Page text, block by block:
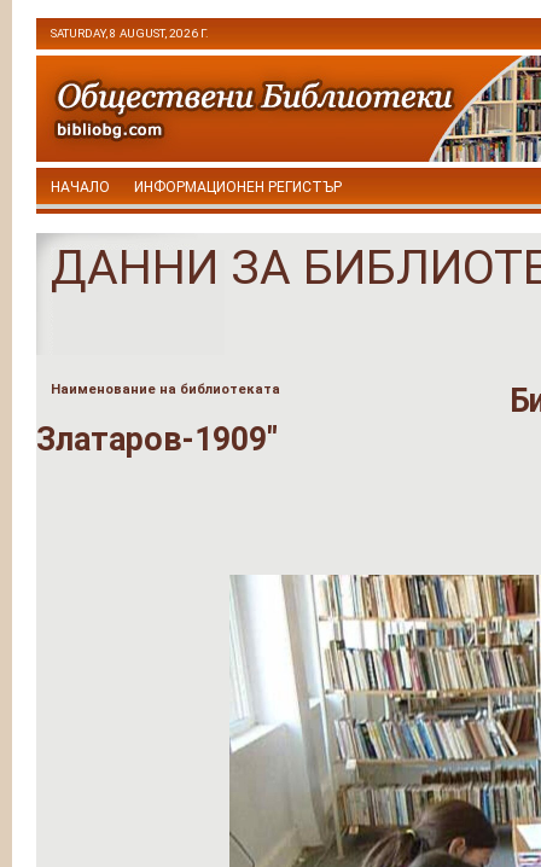
SATURDAY, 8 AUGUST, 2026 Г.
НАЧАЛО ИНФОРМАЦИОНЕН РЕГИСТЪР
ДАННИ ЗА
Наименование на библиотеката
Златаров-1909"